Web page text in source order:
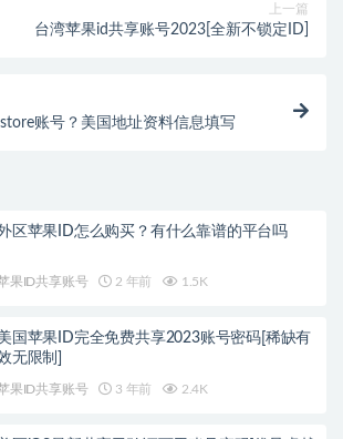
上一篇
台湾苹果id共享账号2023[全新不锁定ID]
账号？美国地址资料信息填写
区苹果ID怎么购买？有什么靠谱的平台吗
果ID共享账号 2 年前 1.5K
国苹果ID完全免费共享2023账号密码[稀缺有
无限制]
果ID共享账号 3 年前 2.4K